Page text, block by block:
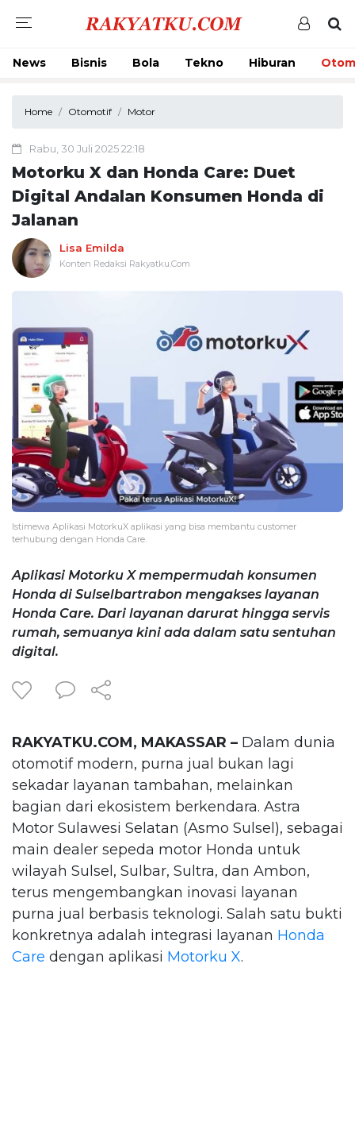
News Bisnis Bola Tekno Hiburan
Home Otomotif Motor
Rabu, 30 Juli 2025 22:18
Motorku X dan Honda Care: Duet
Digital Andalan Konsumen Honda di
Jalanan
Lisa Emilda
Konten Redaksi Rakyatku.Com
Istimewa Aplikasi MotorkuX aplikasi yang bisa membantu customer
terhubung dengan Honda Care.
Aplikasi Motorku X mempermudah konsumen
Honda di Sulselbartrabon mengakses layanan
Honda Care. Dari layanan darurat hingga servis
rumah, semuanya kini ada dalam satu sentuhan
digital.
RAKYATKU.COM, MAKASSAR – Dalam dunia
otomotif modern, purna jual bukan lagi
sekadar layanan tambahan, melainkan
bagian dari ekosistem berkendara. Astra
Motor Sulawesi Selatan (Asmo Sulsel), sebagai
main dealer sepeda motor Honda untuk
wilayah Sulsel, Sulbar, Sultra, dan Ambon,
terus mengembangkan inovasi layanan
purna jual berbasis teknologi. Salah satu bukti
konkretnya adalah integrasi layanan Honda
Care dengan aplikasi Motorku X.